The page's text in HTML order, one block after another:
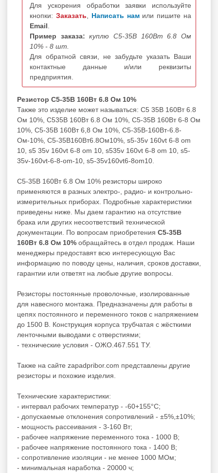
Для ускорения обработки заявки используйте
кнопки: Заказать Написать нам или пишите на
Email
Пример заказа: куплю С5-35В 160Вт 6.8 Ом
10% - 8 шт.
Для обратной связи, не забудьте указать Ваши
контактные данные и/или реквизиты
предприятия.
Резистор С5-35В 160Вт 6.8 Ом 10%
Также это изделие может называться: С5 35В 160Вт 6.8
Ом 10%, С535В 160Вт 6.8 Ом 10%, С5-35В 160Вт 6-8 Ом
10%, С5-35В 160Вт 6,8 Ом 10%, С5-35В-160Вт-6.8-
Ом-10%, С5-35В160Вт6.8Ом10%, s5-35v 160vt 6-8 om
10, s5 35v 160vt 6-8 om 10, s535v 160vt 6-8 om 10, s5-
35v-160vt-6-8-om-10, s5-35v160vt6-8om10.
С5-35В 160Вт 6.8 Ом 10% резисторы широко
применяются в разных электро-, радио- и контрольно-
измерительных приборах. Подробные характеристики
приведены ниже. Мы даем гарантию на отсутствие
брака или других несоответствий технической
документации. По вопросам приобретения С5-35В
160Вт 6.8 Ом 10% обращайтесь в отдел продаж. Наши
менеджеры предоставят всю интересующую Вас
информацию по поводу цены, наличия, сроков доставки,
гарантии или ответят на любые другие вопросы.
Резисторы постоянные проволочные, изолированные
для навесного монтажа. Предназначены для работы в
цепях постоянного и переменного токов с напряжением
до 1500 В. Конструкция корпуса трубчатая с жёсткими
ленточными выводами с отверстиями;
- технические условия - ОЖО.467.551 ТУ.
Также на сайте zapadpribor.com представлены другие
резисторы и похожие изделия.
Технические характеристики:
- интервал рабочих температур - -60+155°C;
- допускаемые отклонения сопротивлений - ±5%,±10%;
- мощность рассеивания - 3-160 Вт;
- рабочее напряжение переменного тока - 1000 В;
- рабочее напряжение постоянного тока - 1400 В;
- сопротивление изоляции - не менее 1000 МОм;
- минимальная наработка - 20000 ч;